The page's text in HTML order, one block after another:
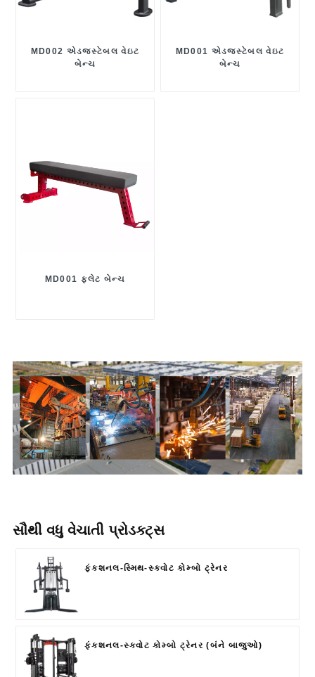
MD002 એડજસ્ટેબલ વેઇટ
બેન્ચ
MD001 એડજસ્ટેબલ વેઇટ
બેન્ચ
MD001 ફ્લેટ બેન્ચ
સૌથી વધુ વેચાતી પ્રોડક્ટ્સ
ફંક્શનલ-સ્મિથ-સ્ક્વોટ કોમ્બો ટ્રેનર
ફંક્શનલ-સ્ક્વોટ કોમ્બો ટ્રેનર (બંને બાજુઓ)